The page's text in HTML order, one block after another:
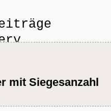
18.
mit Siegesanzahl